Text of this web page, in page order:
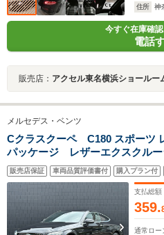
住所
神
今すぐ在庫確
電話
販売店： アクセル東名横浜ショール
メルセデス・ベンツ
Cクラスクーペ C180 スポーツ
パッケージ レザーエクスクルー
ンルーフ レーダーセーフティ
HUD 12.3インチコックピットデ
ー パワーシート 19インチAMG
ライブレコーダー
販売店保証 車両品質評価書付 購入プラン付
支払総額
359.
通常ロー